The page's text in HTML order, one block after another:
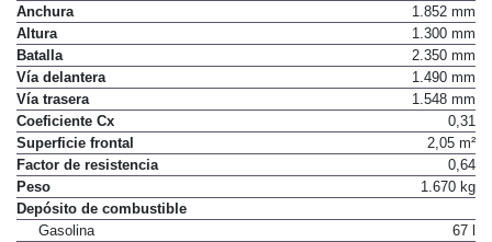
Anchura
1.852 mm
Altura
1.300 mm
Batalla
2.350 mm
Vía delantera
1.490 mm
Vía trasera
1.548 mm
Coeficiente Cx
0,31
Superficie frontal
2,05 m²
Factor de resistencia
0,64
Peso
1.670 kg
Depósito de combustible
Gasolina
67 l